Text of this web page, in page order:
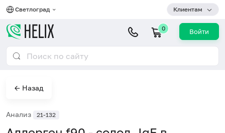
Светлоград Клиентам
0 Войти
← Назад
Анализ 21-132